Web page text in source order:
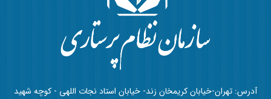
آدرس: تهران-خیابان کریمخان زند- خیابان استاد نجات اللهی - کوچه شهید